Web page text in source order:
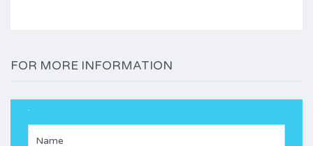
FOR MORE INFORMATION
.